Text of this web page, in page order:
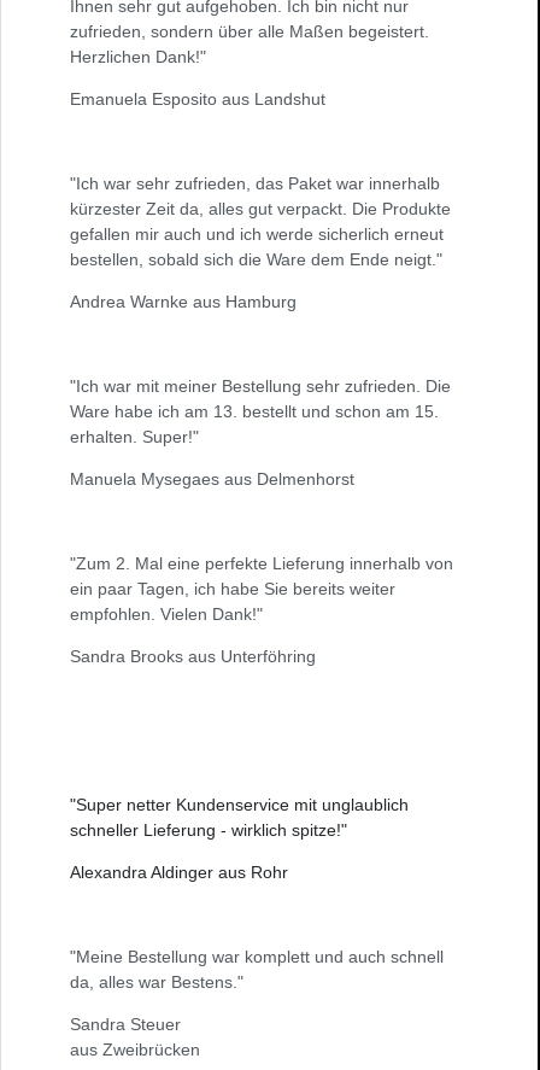
Ihnen sehr gut aufgehoben. Ich bin nicht nur
zufrieden, sondern über alle Maßen begeistert.
Herzlichen Dank!"
Emanuela Esposito aus Landshut
"Ich war sehr zufrieden, das Paket war innerhalb
kürzester Zeit da, alles gut verpackt. Die Produkte
gefallen mir auch und ich werde sicherlich erneut
bestellen, sobald sich die Ware dem Ende neigt."
Andrea Warnke aus Hamburg
"Ich war mit meiner Bestellung sehr zufrieden. Die
Ware habe ich am 13. bestellt und schon am 15.
erhalten. Super!"
Manuela Mysegaes aus Delmenhorst
"Zum 2. Mal eine perfekte Lieferung innerhalb von
ein paar Tagen, ich habe Sie bereits weiter
empfohlen. Vielen Dank!"
Sandra Brooks aus Unterföhring
"Super netter Kundenservice mit unglaublich
schneller Lieferung - wirklich spitze!"
Alexandra Aldinger aus Rohr
"Meine Bestellung war komplett und auch schnell
da, alles war Bestens."
Sandra Steuer
aus Zweibrücken